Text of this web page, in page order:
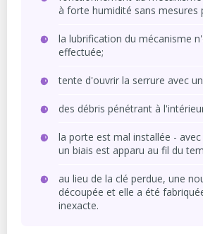
à forte humidité sans mesures
la lubrification du mécanisme
effectuée;
tente d'ouvrir la serrure avec
des débris pénétrant à
la porte est mal installée -
un biais est apparu au fil du
au lieu de la clé perdue, une
découpée et elle a été
inexacte.